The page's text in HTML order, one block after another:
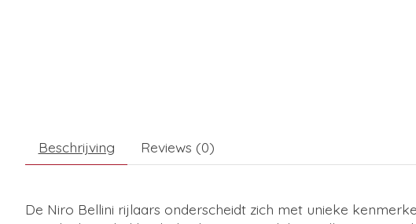
Beschrijving Reviews (0)
De Niro Bellini rijlaars onderscheidt zich met unieke